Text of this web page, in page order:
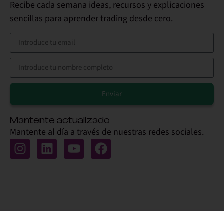
Recibe cada semana ideas, recursos y explicaciones
sencillas para aprender trading desde cero.
Enviar
Mantente actualizado
Mantente al día a través de nuestras redes sociales.